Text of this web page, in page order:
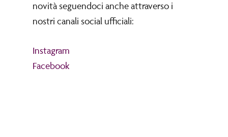
novità seguendoci anche attraverso i
nostri canali social ufficiali:
Instagram
Facebook